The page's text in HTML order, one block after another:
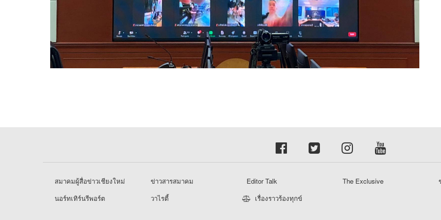
สมาคมผู้สื่อข่าวเชียงใหม่ ข่าวสารสมาคม Editor Talk The Exclusive
นอร์ทเทิร์นรีพอร์ต
วาไรตี้ เรื่องราวร้องทุกข์